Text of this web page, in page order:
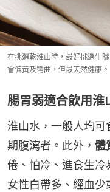
在挑選乾淮山時，最好挑選生
會偏黃及彎曲，但最天然健康。
腸胃弱適合飲用淮
淮山水，一般人均可
期腹瀉者。此外， 體
倦、怕冷、進食生冷
女性白帶多、經血